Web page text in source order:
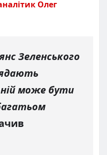
Олег
Зеленського
може бути